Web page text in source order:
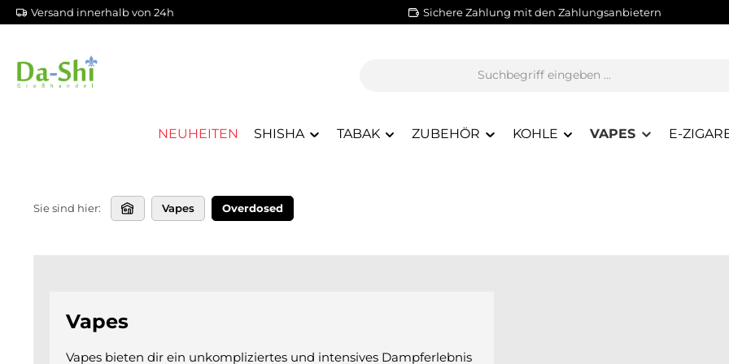
Hauptinhalt springen
Zur Suche springen
Zur Hauptnavigation springen
Versand innerhalb von 24h Sichere Zahlung mit den Zahlungsanbietern
NEUHEITEN SHISHA TABAK ZUBEHÖR KOHLE VAPES E-
Sie sind hier: Vapes Overdosed
Vapes
Vapes bieten dir ein unkompliziertes und intensives Dampferlebnis